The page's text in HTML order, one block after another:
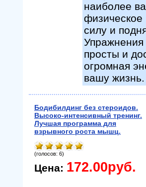
наиболее
силу и
Упражнения
просты и
огромная
вашу жизнь.
Бодибилдинг без стероидов.
Высоко-интенсивный тренинг.
Лучшая программа для
взрывного роста мышц.
(голосов: 6)
Цена: 172.00руб.